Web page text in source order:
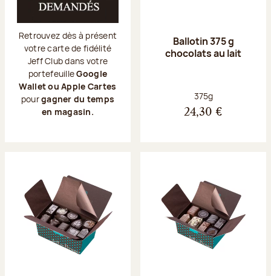
Retrouvez dès à présent
votre carte de fidélité
Jeff Club dans votre
portefeuilleGoogle
Wallet ou Apple Cartes
pourgagner du temps
en magasin.
Ballotin 375 g
chocolats au lait
Poids net :
375g
24,30 €